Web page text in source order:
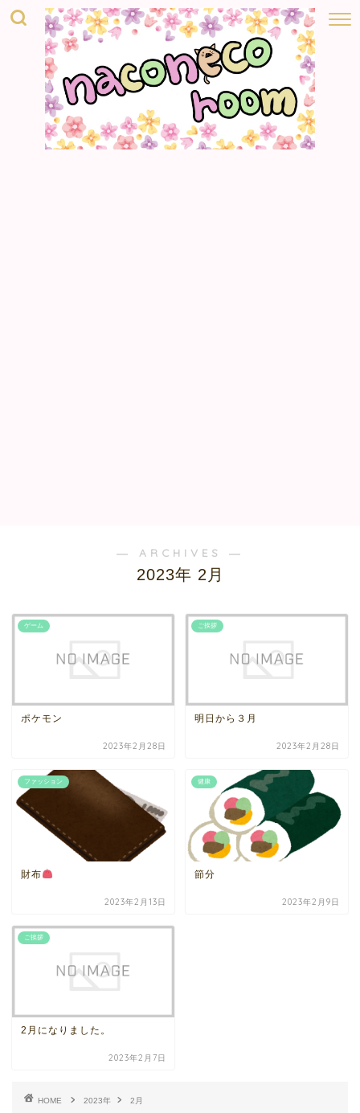
― ARCHIVES ―
2023年 2月
ゲーム
ポケモン
2023年2月28日
ご挨拶
明日から３月
2023年2月28日
ファッション
財布
2023年2月13日
健康
節分
2023年2月9日
ご挨拶
2月になりました。
2023年2月7日
HOME 2023年 2月